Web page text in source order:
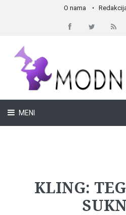
O nama
MENI
KLING: